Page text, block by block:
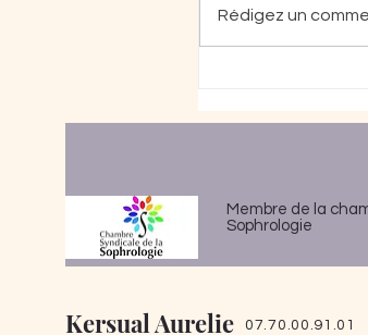
Rédigez un
Membre de la
Sophrologie
Kersual Aurelie